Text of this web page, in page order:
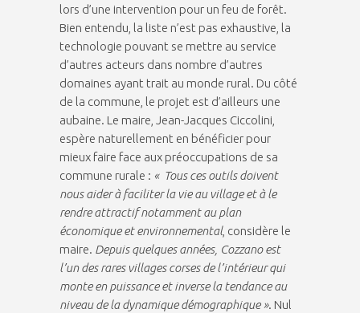
lors d’une intervention pour un feu de forêt.
Bien entendu, la liste n’est pas exhaustive, la
technologie pouvant se mettre au service
d’autres acteurs dans nombre d’autres
domaines ayant trait au monde rural. Du côté
de la commune, le projet est d’ailleurs une
aubaine. Le maire, Jean-Jacques Ciccolini,
espère naturellement en bénéficier pour
mieux faire face aux préoccupations de sa
commune rurale : « Tous ces outils doivent
nous aider à faciliter la vie au village et à le
rendre attractif notamment au plan
économique et environnemental, considère le
maire. Depuis quelques années, Cozzano est
l’un des rares villages corses de l’intérieur qui
monte en puissance et inverse la tendance au
niveau de la dynamique démographique ». Nul